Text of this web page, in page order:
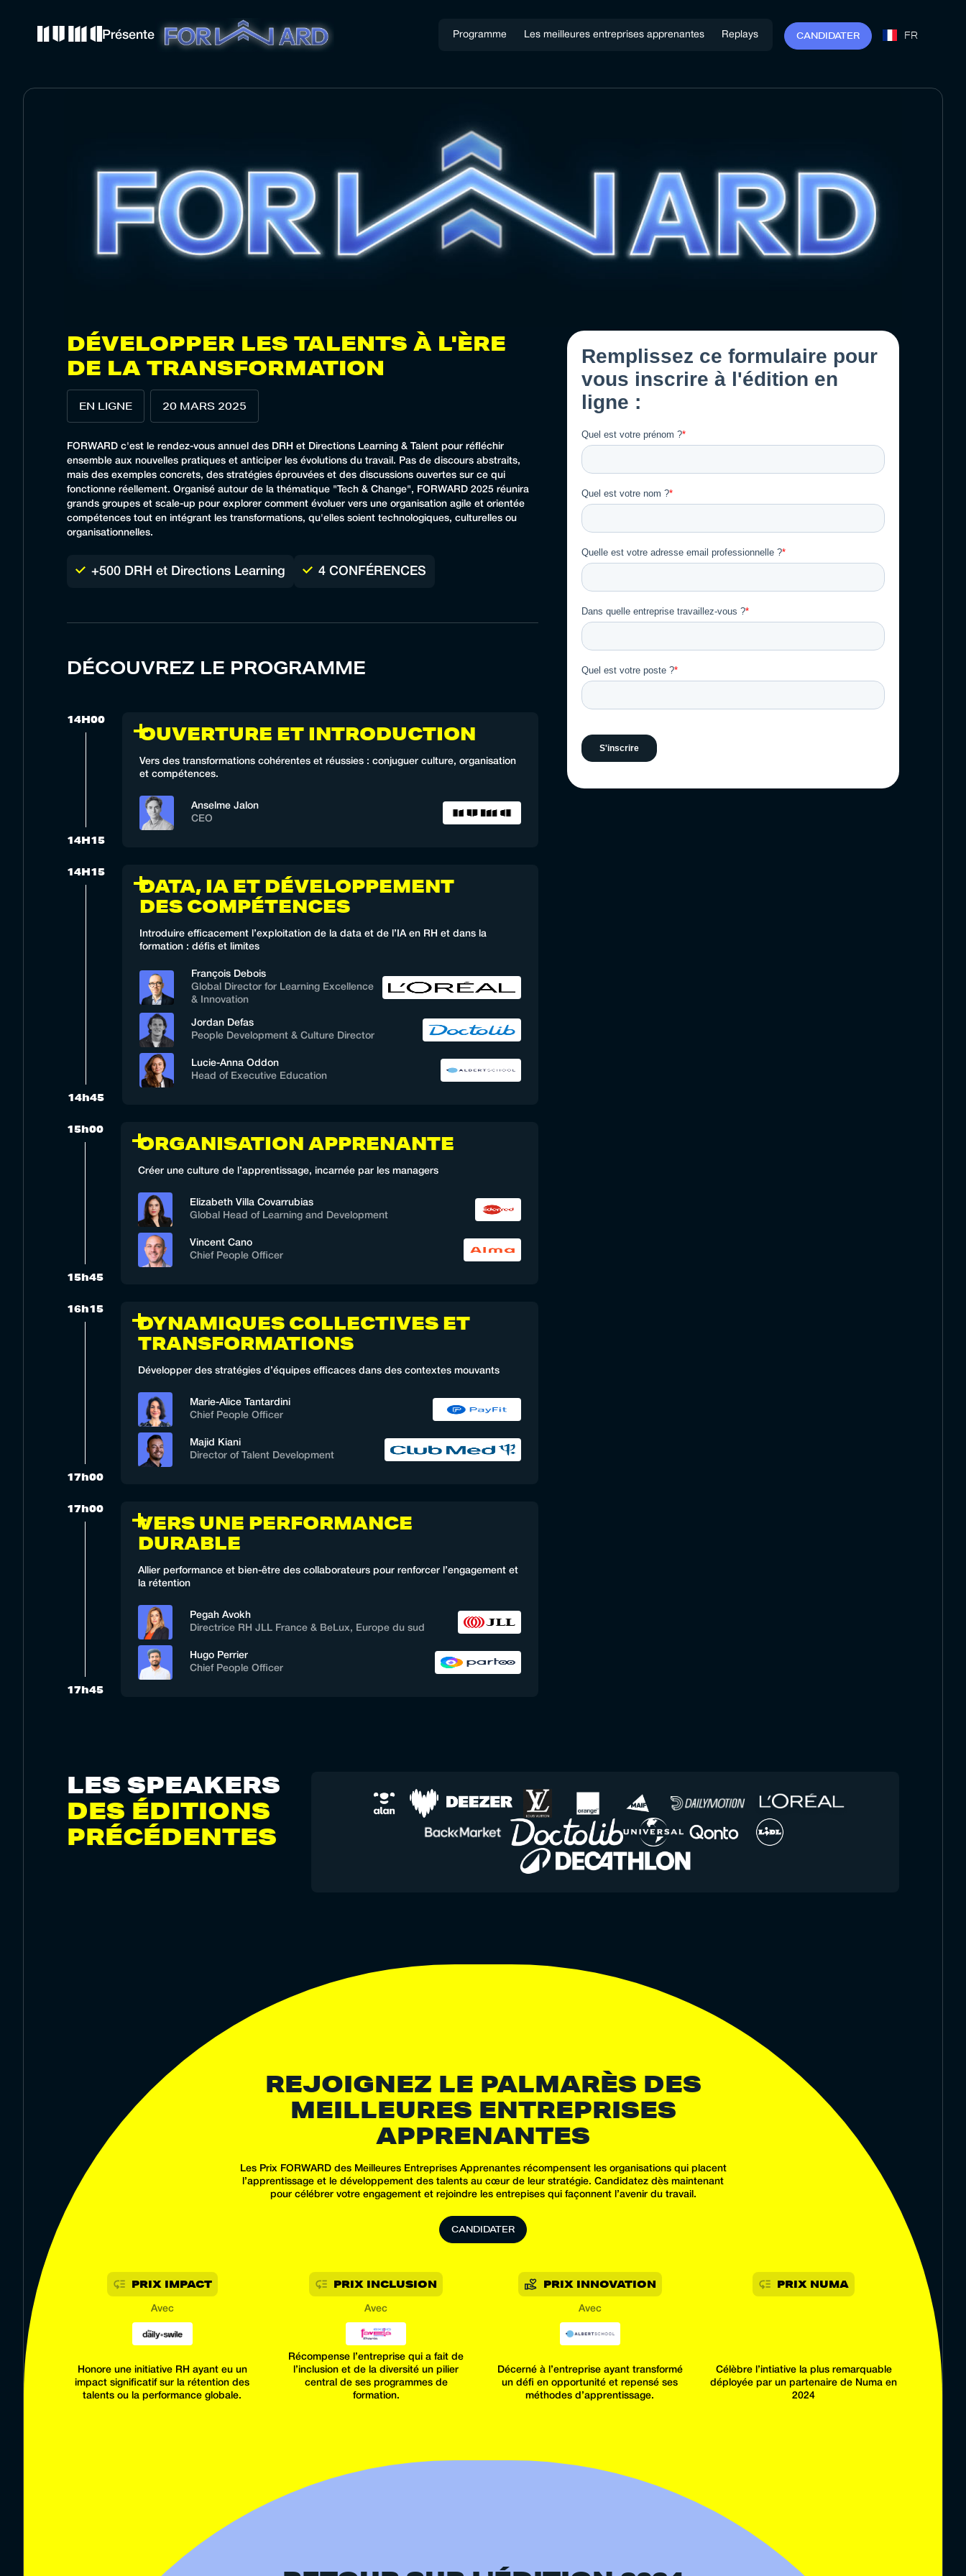
Présente Programme Les meilleures entreprises apprenantes Replays CANDIDATER FR
DÉVELOPPER LES TALENTS À L'ÈRE
DE LA TRANSFORMATION
EN LIGNE 20 MARS 2025
FORWARD c'est le rendez-vous annuel des DRH et Directions Learning & Talent pour réfléchir
ensemble aux nouvelles pratiques et anticiper les évolutions du travail. Pas de discours abstraits,
mais des exemples concrets, des stratégies éprouvées et des discussions ouvertes sur ce qui
fonctionne réellement. Organisé autour de la thématique "Tech & Change", FORWARD 2025 réunira
grands groupes et scale-up pour explorer comment évoluer vers une organisation agile et orientée
compétences tout en intégrant les transformations, qu'elles soient technologiques, culturelles ou
organisationnelles.
+500 DRH et Directions Learning 4 CONFÉRENCES
DÉCOUVREZ LE PROGRAMME
14H00
14H15
OUVERTURE ET INTRODUCTION
Vers des transformations cohérentes et réussies : conjuguer culture, organisation
et compétences.
Anselme Jalon
CEO
14H15
14h45
DATA, IA ET DÉVELOPPEMENT
DES COMPÉTENCES
Introduire efficacement l’exploitation de la data et de l’IA en RH et dans la
formation : défis et limites
François Debois
Global Director for Learning Excellence
& Innovation
Jordan Defas
People Development & Culture Director
Lucie-Anna Oddon
Head of Executive Education
15h00
15h45
ORGANISATION APPRENANTE
Créer une culture de l’apprentissage, incarnée par les managers
Elizabeth Villa Covarrubias
Global Head of Learning and Development
Vincent Cano
Chief People Officer
16h15
17h00
DYNAMIQUES COLLECTIVES ET
TRANSFORMATIONS
Développer des stratégies d’équipes efficaces dans des contextes mouvants
Marie-Alice Tantardini
Chief People Officer
Majid Kiani
Director of Talent Development
17h00
17h45
VERS UNE PERFORMANCE
DURABLE
Allier performance et bien-être des collaborateurs pour renforcer l’engagement et
la rétention
Pegah Avokh
Directrice RH JLL France & BeLux, Europe du sud
Hugo Perrier
Chief People Officer
LES SPEAKERS
DES ÉDITIONS
PRÉCÉDENTES
REJOIGNEZ LE PALMARÈS DES
MEILLEURES ENTREPRISES
APPRENANTES
Les Prix FORWARD des Meilleures Entreprises Apprenantes récompensent les organisations qui placent
l’apprentissage et le développement des talents au cœur de leur stratégie. Candidatez dès maintenant
pour célébrer votre engagement et rejoindre les entrepises qui façonnent l’avenir du travail.
CANDIDATER
PRIX IMPACT
Avec
Honore une initiative RH ayant eu un
impact significatif sur la rétention des
talents ou la performance globale.
PRIX INCLUSION
Avec
Récompense l’entreprise qui a fait de
l’inclusion et de la diversité un pilier
central de ses programmes de
formation.
PRIX INNOVATION
Avec
Décerné à l’entreprise ayant transformé
un défi en opportunité et repensé ses
méthodes d’apprentissage.
PRIX NUMA
Célèbre l’intiative la plus remarquable
déployée par un partenaire de Numa en
2024